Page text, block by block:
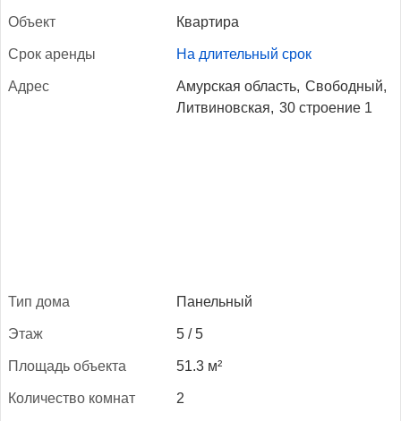
Объ­ект Квартира
Срок арен­ды На длительный срок
Ад­рес Амурская область, Свободный,
Литвиновская, 30 строение 1
Тип до­ма Панельный
Этаж 5 / 5
Пло­щадь объ­ек­та 51.3 м²
Ко­личес­тво ком­нат 2